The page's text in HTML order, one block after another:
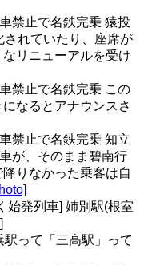
禁止で名鉄完乗 猿投
れていたり、座席が
リニューアルを受け
禁止で名鉄完乗 この
なるとアナウンスさ
禁止で名鉄完乗 知立
が、そのまま碧南行
りなかった乗客は自
始発列車] 姉別駅(根室
駅って「三高駅」って